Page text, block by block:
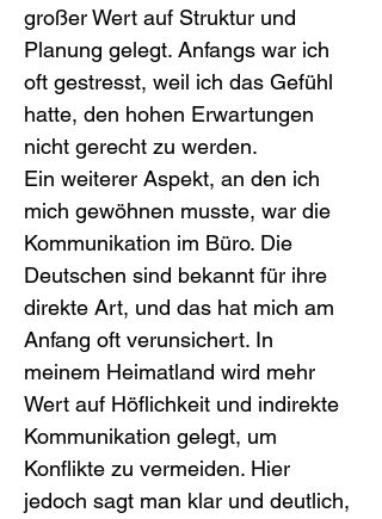
großer Wert auf Struktur und
Planung gelegt. Anfangs war ich
oft gestresst, weil ich das Gefühl
hatte, den hohen Erwartungen
nicht gerecht zu werden.
Ein weiterer Aspekt, an den ich
mich gewöhnen musste, war die
Kommunikation im Büro. Die
Deutschen sind bekannt für ihre
direkte Art, und das hat mich am
Anfang oft verunsichert. In
meinem Heimatland wird mehr
Wert auf Höflichkeit und indirekte
Kommunikation gelegt, um
Konflikte zu vermeiden. Hier
jedoch sagt man klar und deutlich,